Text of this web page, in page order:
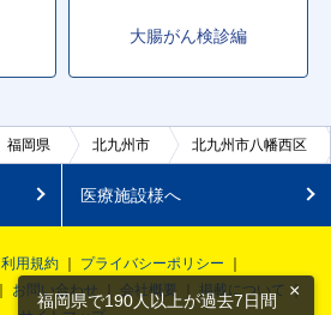
大腸がん検診編
福岡県 北九州市 北九州市八幡西区
医療施設様へ
利用規約
プライバシーポリシー
お問い合わせ 会社概要
掲載について
福岡県で190人以上が過去7日間
×